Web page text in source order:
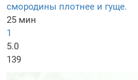
смородины плотнее и гуще.
25 мин
1
5.0
139